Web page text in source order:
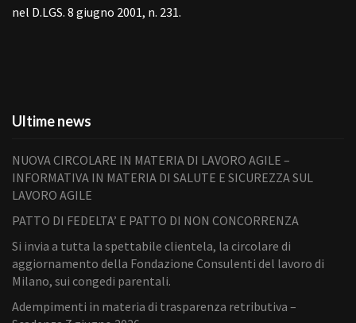
nel D.LGS. 8 giugno 2001, n. 231.
Ultime news
NUOVA CIRCOLARE IN MATERIA DI LAVORO AGILE –
INFORMATIVA IN MATERIA DI SALUTE E SICUREZZA SUL
LAVORO AGILE
PATTO DI FEDELTA’ E PATTO DI NON CONCORRENZA
Si invia a tutta la spettabile clientela, la circolare di
aggiornamento della Fondazione Consulenti del lavoro di
Milano, sui congedi parentali.
Adempimenti in materia di trasparenza retributiva –